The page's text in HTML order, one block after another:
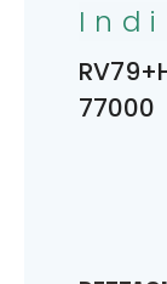
77000